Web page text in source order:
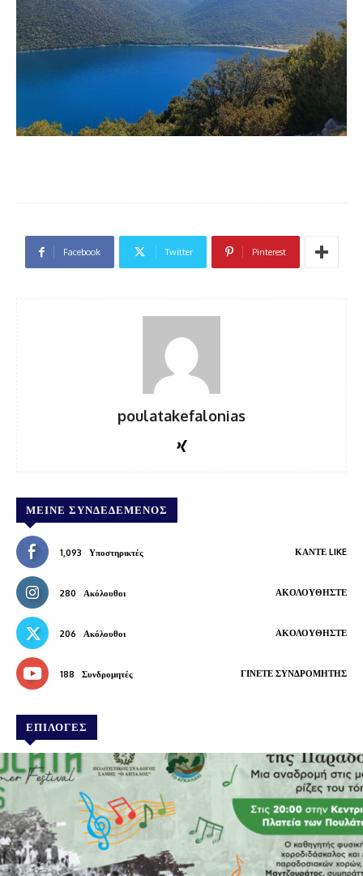
Facebook Twitter Pinterest
poulatakefalonias
ΜΕΊΝΕ ΣΥΝΔΕΔΕΜΈΝΟΣ
1,093 Υποστηρικτές ΚΆΝΤΕ LIKE
280 Ακόλουθοι ΑΚΟΛΟΥΘΉΣΤΕ
206 Ακόλουθοι ΑΚΟΛΟΥΘΉΣΤΕ
188 Συνδρομητές ΓΊΝΕΤΕ ΣΥΝΔΡΟΜΗΤΉΣ
ΕΠΙΛΟΓΕΣ